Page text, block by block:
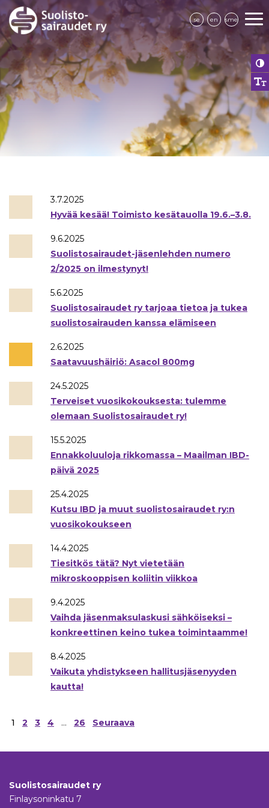
se en sme
3.7.2025
Hyvää kesää! Toimisto kesätauolla 19.6.–3.8.
9.6.2025
Suolistosairaudet-jäsenlehden numero
2/2025 on ilmestynyt!
5.6.2025
Suolistosairaudet ry tarjoaa tietoa ja tukea
suolistosairauden kanssa elämiseen
2.6.2025
Saatavuushäiriö: Asacol 800mg
24.5.2025
Terveiset vuosikokouksesta: tulemme
olemaan Suolistosairaudet ry!
15.5.2025
Ennakkoluuloja rikkomassa – Maailman IBD-
päivä 2025
25.4.2025
Kutsu IBD ja muut suolistosairaudet ry:n
vuosikokoukseen
14.4.2025
Tiesitkös tätä? Nyt vietetään
mikroskooppisen koliitin viikkoa
9.4.2025
Vaihda jäsenmaksulaskusi sähköiseksi –
konkreettinen keino tukea toimintaamme!
8.4.2025
Vaikuta yhdistykseen hallitusjäsenyyden
kautta!
Artikkelien
1 2 3 4 … 26 Seuraava
Suolistosairaudet ry
Finlaysoninkatu 7